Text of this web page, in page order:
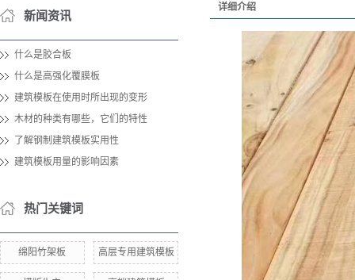
新闻资讯
什么是胶合板
什么是高强化覆膜板
建筑模板在使用时所出现的变形
木材的种类有哪些，它们的特性
了解钢制建筑模板实用性
建筑模板用量的影响因素
热门关键词
绵阳竹架板 高层专用建筑模板
详细介绍